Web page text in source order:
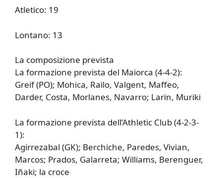
Atletico: 19
Lontano: 13
La composizione prevista
La formazione prevista del Maiorca (4-4-2):
Greif (PO); Mohica, Railo, Valgent, Maffeo,
Darder, Costa, Morlanes, Navarro; Larin, Muriki
La formazione prevista dell’Athletic Club (4-2-3-
1):
Agirrezabal (GK); Berchiche, Paredes, Vivian,
Marcos; Prados, Galarreta; Williams, Berenguer,
Iñaki; la croce